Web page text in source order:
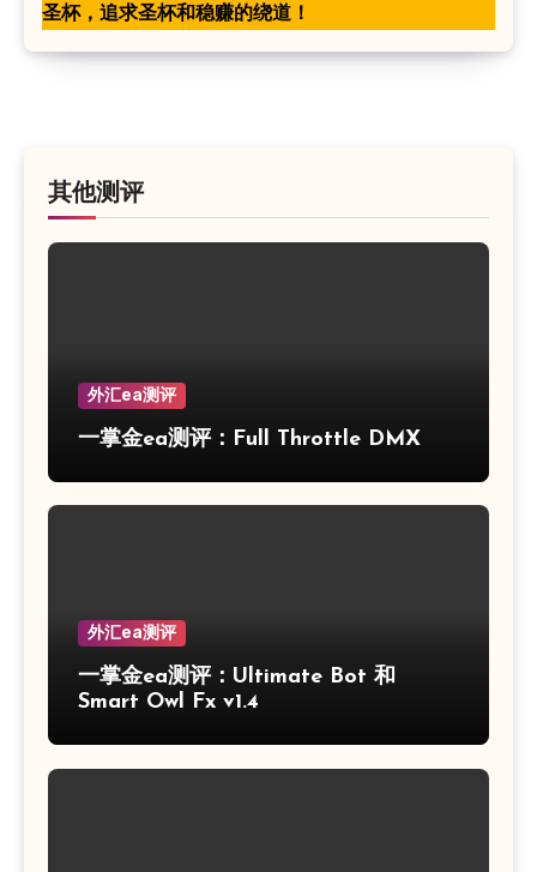
圣杯，追求圣杯和稳赚的绕道！
其他测评
外汇ea测评
一掌金ea测评：Full Throttle DMX
外汇ea测评
一掌金ea测评：Ultimate Bot 和
Smart Owl Fx v1.4